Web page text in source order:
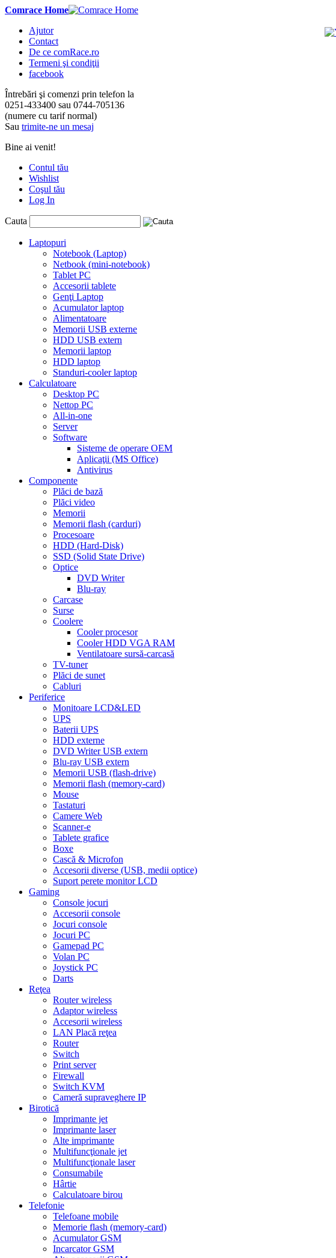
Comrace Home
Ajutor
Contact
De ce comRace.ro
Termeni şi condiţii
facebook
Întrebări şi comenzi prin telefon la
0251-433400 sau 0744-705136
(numere cu tarif normal)
Sau trimite-ne un mesaj
Bine ai venit!
Contul tău
Wishlist
Coşul tău
Log In
Cauta
Laptopuri
Notebook (Laptop)
Netbook (mini-notebook)
Tablet PC
Accesorii tablete
Genţi Laptop
Acumulator laptop
Alimentatoare
Memorii USB externe
HDD USB extern
Memorii laptop
HDD laptop
Standuri-cooler laptop
Calculatoare
Desktop PC
Nettop PC
All-in-one
Server
Software
Sisteme de operare OEM
Aplicaţii (MS Office)
Antivirus
Componente
Plăci de bază
Plăci video
Memorii
Memorii flash (carduri)
Procesoare
HDD (Hard-Disk)
SSD (Solid State Drive)
Optice
DVD Writer
Blu-ray
Carcase
Surse
Coolere
Cooler procesor
Cooler HDD VGA RAM
Ventilatoare sursă-carcasă
TV-tuner
Plăci de sunet
Cabluri
Periferice
Monitoare LCD&LED
UPS
Baterii UPS
HDD externe
DVD Writer USB extern
Blu-ray USB extern
Memorii USB (flash-drive)
Memorii flash (memory-card)
Mouse
Tastaturi
Camere Web
Scanner-e
Tablete grafice
Boxe
Cască & Microfon
Accesorii diverse (USB, medii optice)
Suport perete monitor LCD
Gaming
Console jocuri
Accesorii console
Jocuri console
Jocuri PC
Gamepad PC
Volan PC
Joystick PC
Darts
Reţea
Router wireless
Adaptor wireless
Accesorii wireless
LAN Placă reţea
Router
Switch
Print server
Firewall
Switch KVM
Cameră supraveghere IP
Birotică
Imprimante jet
Imprimante laser
Alte imprimante
Multifuncţionale jet
Multifuncţionale laser
Consumabile
Hârtie
Calculatoare birou
Telefonie
Telefoane mobile
Memorie flash (memory-card)
Acumulator GSM
Incarcator GSM